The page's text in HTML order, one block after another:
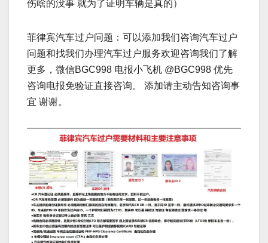
伤啥的没事 就为了证明车辆是真的）
菲律宾汽车过户问题：可以添加我们咨询汽车过户
问题和找我们办理汽车过户服务欢迎咨询我们了解
更多，微信BGC998 电报小飞机 @BGC998 优先
咨询电报免验证直接咨询。 添加请主动告知咨询事
宜 谢谢。